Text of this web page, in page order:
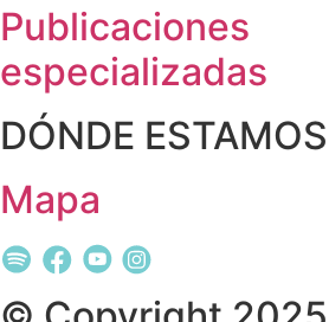
Publicaciones
especializadas
DÓNDE ESTAMOS
Mapa